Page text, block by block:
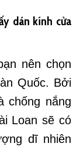
dán kính cửa
nên chọn
Quốc. Bởi
chống nắng
Loan sẽ có
dĩ nhiên